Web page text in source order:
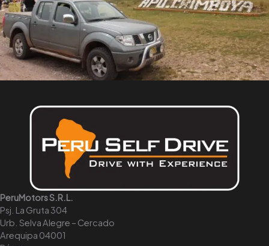
t
i
v
e
:
PeruMotors S.R.L.
Psj. La Gruta 304
Urb. Selva Alegre – Cercado
Arequipa 04001